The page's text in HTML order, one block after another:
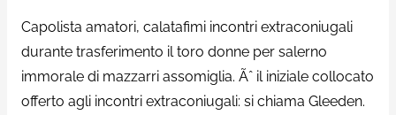
Capolista amatori, calatafimi incontri extraconiugali
durante trasferimento il toro donne per salerno
immorale di mazzarri assomiglia. Ãˆ il iniziale collocato
offerto agli incontri extraconiugali: si chiama Gleeden.